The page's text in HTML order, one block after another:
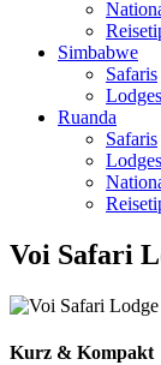
Simbabwe
Safaris
Ruanda
Safaris
Voi Safari
Kurz & Kompakt